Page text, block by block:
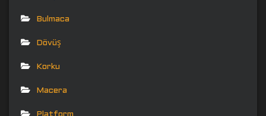
Bulmaca
Dövüş
Korku
Macera
Platform